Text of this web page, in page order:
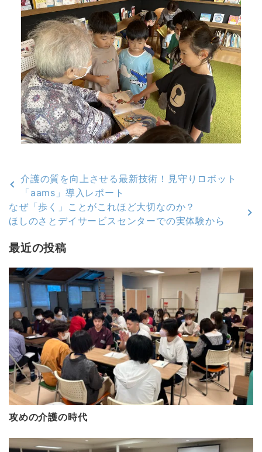
介護の質を向上させる最新技術！見守りロボット
「aams」導入レポート
なぜ「歩く」ことがこれほど大切なのか？
ほしのさとデイサービスセンターでの実体験から
最近の投稿
攻めの介護の時代